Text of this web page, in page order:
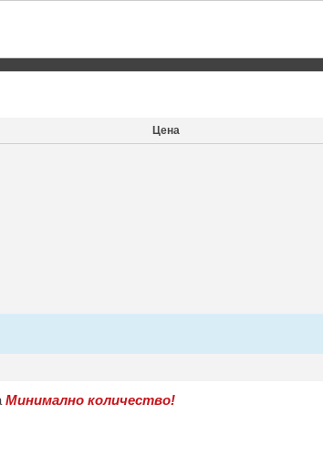
Цена
Минимално количество!